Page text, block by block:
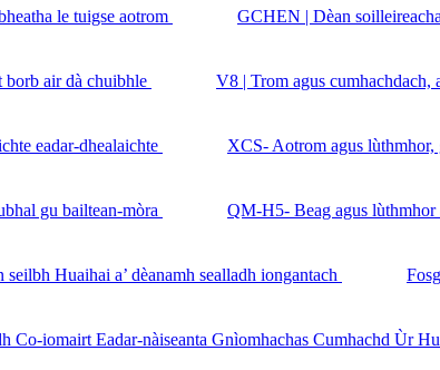
GCHEN | Dèan
V8 | Trom agus cumhachdach,
XCS- Aotrom agus lùthmhor,
QM-H5- Beag agus lùthmhor